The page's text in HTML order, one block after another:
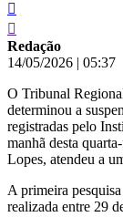
Redação
14/05/2026 | 05:37
O Tribunal
determinou a
registradas pelo
manhã desta
Lopes, atendeu a
A primeira
realizada entre 29